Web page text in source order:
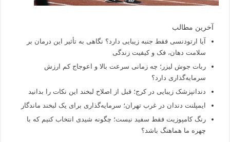
آخرین مطالب
آیا ارتودنسی فقط جنبه زیبایی دارد؟ نگاهی به تأثیر این درمان بر
سلامت دهان، فک و کیفیت زندگی
ربات جوش لیزر؛ چه زمانی سرعت بالا و اعوجاج کم ارزش
سرمایه‌گذاری دارد؟
دندانپزشک زیبایی در کرج؛ قبل از اصلاح لبخند این نکات را بدانید
ایمپلنت دندان در غرب تهران؛ سرمایه‌گذاری برای یک لبخند ماندگار
رنگ کامپوزیت فقط سفید نیست؛ چگونه شیدی انتخاب کنیم که با
چهره ما هماهنگ باشد؟